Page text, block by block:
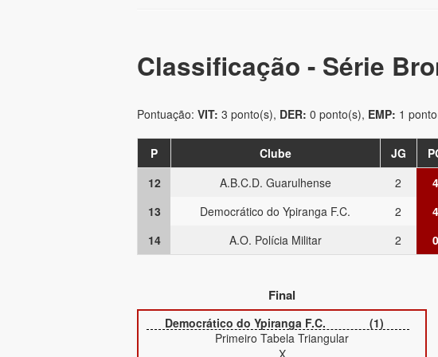
Classificação - Série
Pontuação: VIT: 3 ponto(s), DER: 0 ponto(s), EMP: 1
P Clube JG
12
A.B.C.D. Guarulhense 2 4
13
Democrático do Ypiranga F.C. 2 4
14
A.O. Polícia Militar 2 0
Final
Democrático do Ypiranga F.C.
(1)
Primeiro Tabela Triangular
X